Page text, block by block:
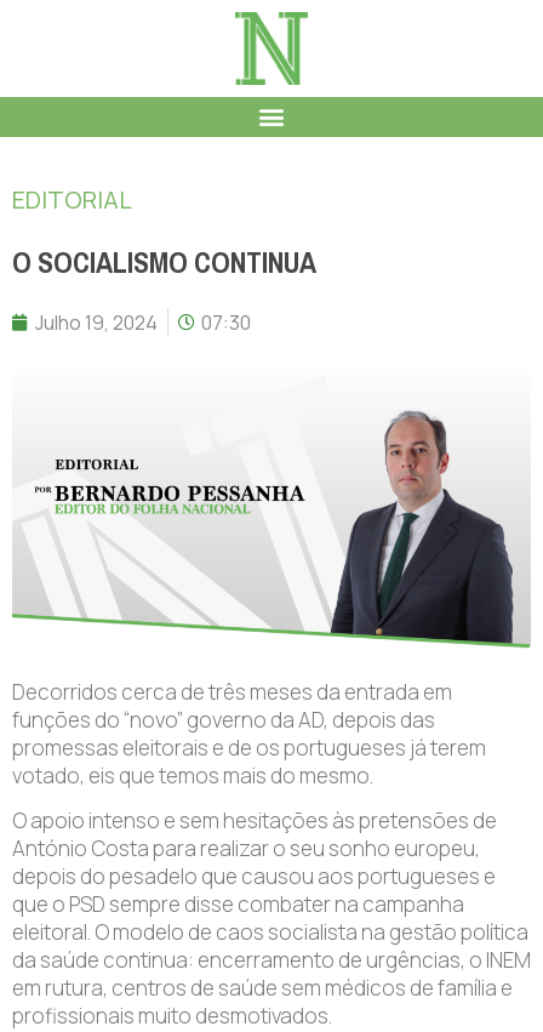
EDITORIAL
O SOCIALISMO CONTINUA
Julho 19, 2024 07:30
Decorridos cerca de três meses da entrada em
funções do “novo” governo da AD, depois das
promessas eleitorais e de os portugueses já terem
votado, eis que temos mais do mesmo.
O apoio intenso e sem hesitações às pretensões de
António Costa para realizar o seu sonho europeu,
depois do pesadelo que causou aos portugueses e
que o PSD sempre disse combater na campanha
eleitoral. O modelo de caos socialista na gestão política
da saúde continua: encerramento de urgências, o INEM
em rutura, centros de saúde sem médicos de família e
profissionais muito desmotivados.